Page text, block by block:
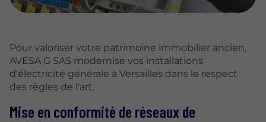
Pour valoriser votre patrimoine immobilier ancien,
AVESA G SAS modernise vos installations
d'électricité générale à Versailles dans le respect
des règles de l'art.
Mise en conformité de réseaux de